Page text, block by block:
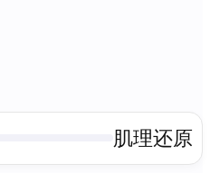
肌理还原